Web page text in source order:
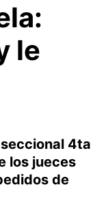
le
4ta
los jueces
de